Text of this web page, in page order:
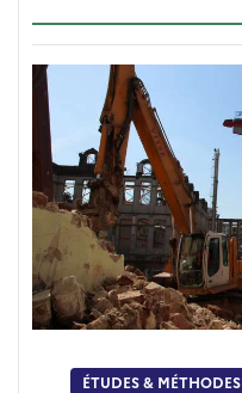
ÉTUDES & MÉTHODES